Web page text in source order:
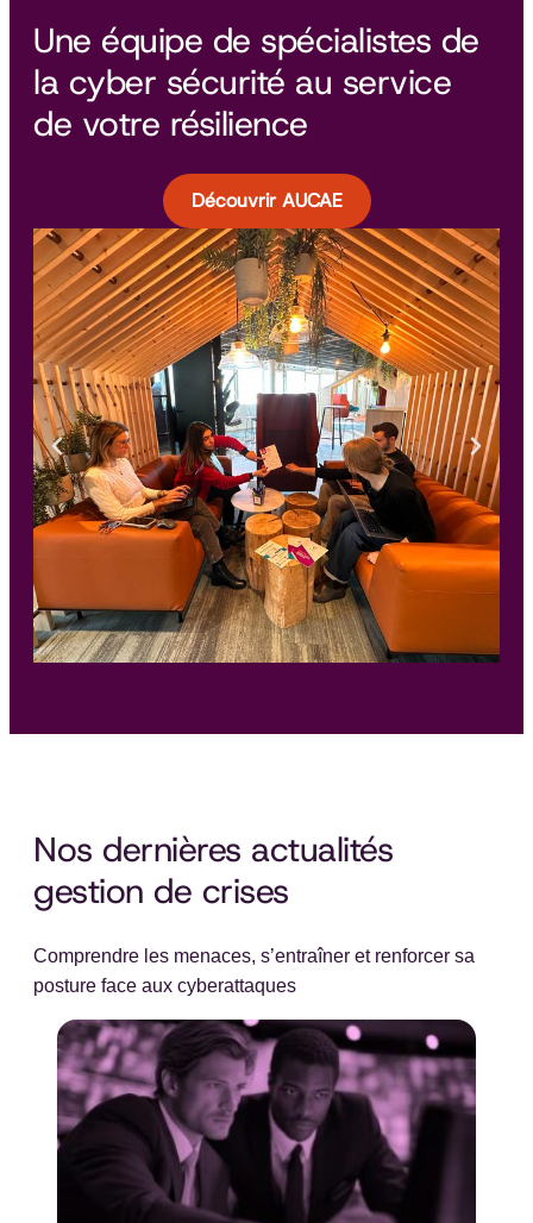
Une équipe de spécialistes de
la cyber sécurité au service
de votre résilience
Découvrir AUCAE
Nos dernières actualités
gestion de crises
Comprendre les menaces, s’entraîner et renforcer sa
posture face aux cyberattaques